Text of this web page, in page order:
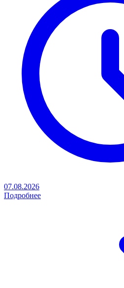
07.08.2026
Подробнее